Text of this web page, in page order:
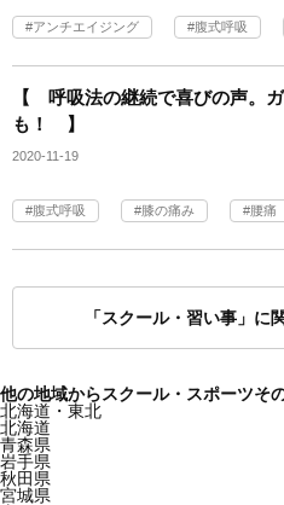
アンチエイジング 腹式呼吸
【 呼吸法の継続で喜びの声。
も！ 】
2020-11-19
腹式呼吸 膝の痛み 腰
「スクール・習い事」に
他の地域からスクール・スポーツそ
北海道・東北
北海道
青森県
岩手県
秋田県
宮城県